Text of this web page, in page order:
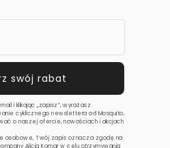
i klikając „zapisz”, wyrażasz
cyklicznego newslettera od Mosquito,
o naszej ofercie, nowościach i akcjach
osobowe, Twój zapis oznacza zgodę na
Alicja Komar w celu otrzymywania